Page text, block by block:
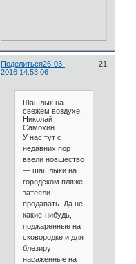
Поделиться 21
26-03-
2016 14:53:06
Шашлык на
свежем воздухе.
Николай
Самохин
У нас тут с
недавних пор
ввели новшество
— шашлыки на
городском пляже
затеяли
продавать. Да не
какие-нибудь,
поджаренные на
сковородке и для
блезиру
насаженные на